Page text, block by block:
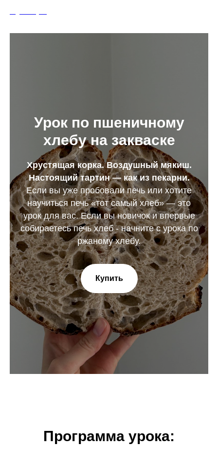
Урок по пшеничному
хлебу на закваске
Хрустящая корка. Воздушный мякиш.
Настоящий тартин — как из пекарни.
Если вы уже пробовали печь или хотите
научиться печь «тот самый хлеб» — это
урок для вас. Если вы новичок и впервые
собираетесь печь хлеб - начните с урока по
ржаному хлебу.
Купить
Программа урока: